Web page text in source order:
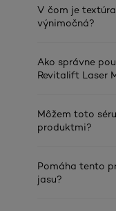
V čom je
výnimočná?
Ako správne
Revitalift Laser
Môžem toto
produktmi?
Pomáha tento
jasu?